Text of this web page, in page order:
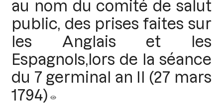
au nom du comité de salut
public, des prises faites sur
les Anglais et les
Espagnols,lors de la séance
du 7 germinal an II (27 mars
1794)